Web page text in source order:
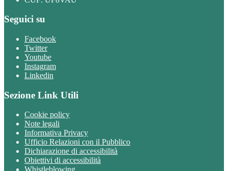
Seguici su
Facebook
Twitter
Youtube
Instagram
Linkedin
Sezione Link Utili
Cookie policy
Note legali
Informativa Privacy
Ufficio Relazioni con il Pubblico
Dichiarazione di accessibilità
Obiettivi di accessibilità